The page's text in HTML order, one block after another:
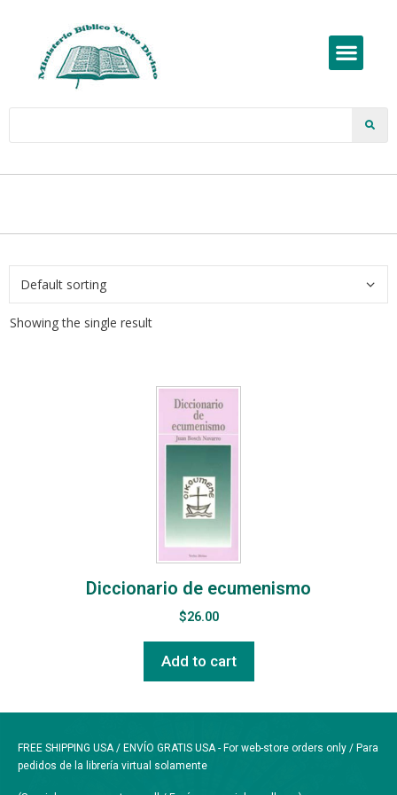
Showing the single result
Diccionario de ecumenismo
$26.00
Add to cart
FREE SHIPPING USA / ENVÍO GRATIS USA - For web-store orders only / Para
pedidos de la librería virtual solamente